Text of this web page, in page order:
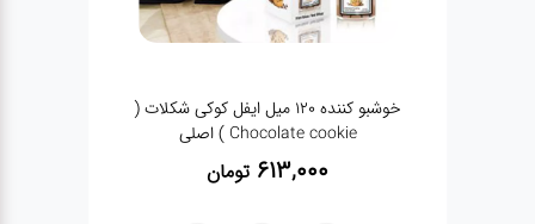
خوشبو کننده 120 میل ایفل کوکی شکلات (
Chocolate cookie ) اصلی
613,000 تومان